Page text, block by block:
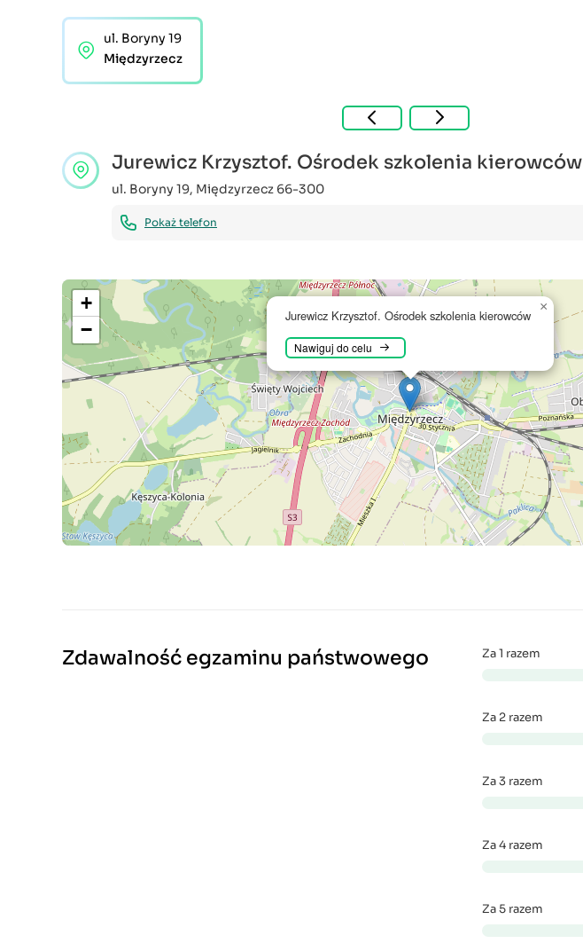
ul. Boryny 19
Międzyrzecz
Jurewicz Krzysztof. Ośrodek szkolenia kierowców
ul. Boryny 19, Międzyrzecz 66-300
Pokaż telefon
Jurewicz Krzysztof. Ośrodek szkolenia kierowców
Nawiguj do celu
×
+
−
Zdawalność egzaminu państwowego Za 1 razem
Za 2 razem
Za 3 razem
Za 4 razem
Za 5 razem